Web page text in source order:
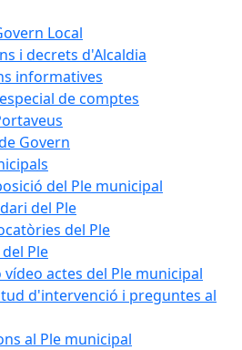
Local
i decrets d'Alcaldia
informatives
de comptes
Govern
del Ple municipal
del Ple
del Ple
Ple
vídeo actes del Ple municipal
d'intervenció i preguntes al
al Ple municipal